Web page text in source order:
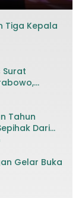
Tiga Kepala
Surat
Tahun
Dari
Gelar Buka